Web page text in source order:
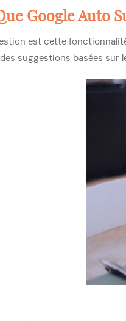
Google Auto
est cette
suggestions basées sur